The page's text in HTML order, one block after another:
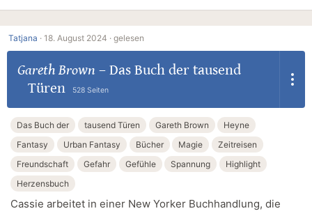
Tatjana · 18. August 2024 · gelesen
Gareth Brown – Das Buch der tausend
Türen
528 Seiten
Das Buch der tausend Türen Gareth Brown
Heyne
Fantasy
Urban Fantasy Bücher Magie
Zeitreisen
Freundschaft
Gefahr Gefühle Spannung
Highlight
Herzensbuch
Cassie arbeitet in einer New Yorker Buchhandlung, die